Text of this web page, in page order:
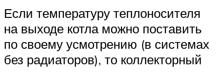
Если температуру теплоносителя
на выходе котла можно поставить
по своему усмотрению (в системах
без радиаторов), то коллекторный